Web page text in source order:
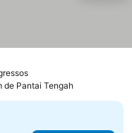
de Pantai Tengah